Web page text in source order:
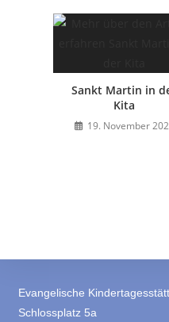
Sankt Martin in
Kita
19. November
Evangelische
Schlossplatz 5a